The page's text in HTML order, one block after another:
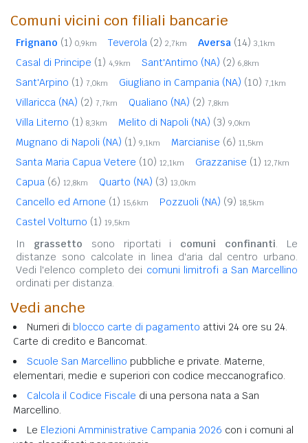
Comuni vicini con filiali bancarie
Frignano (1) 0,9km Teverola (2) 2,7km Aversa (14) 3,1km
Casal di Principe (1) 4,9km Sant'Antimo (NA) (2) 6,8km
Sant'Arpino (1) 7,0km Giugliano in Campania (NA) (10) 7,1km
Villaricca (NA) (2) 7,7km Qualiano (NA) (2) 7,8km
Villa Literno (1) 8,3km Melito di Napoli (NA) (3) 9,0km
Mugnano di Napoli (NA) (1) 9,1km Marcianise (6) 11,5km
Santa Maria Capua Vetere (10) 12,1km Grazzanise (1) 12,7km
Capua (6) 12,8km Quarto (NA) (3) 13,0km
Cancello ed Arnone (1) 15,6km Pozzuoli (NA) (9) 18,5km
Castel Volturno (1) 19,5km
In grassetto sono riportati i comuni confinanti. Le
distanze sono calcolate in linea d'aria dal centro urbano.
Vedi l'elenco completo dei comuni limitrofi a San Marcellino
ordinati per distanza.
Vedi anche
Numeri di blocco carte di pagamento attivi 24 ore su 24.
Carte di credito e Bancomat.
Scuole San Marcellino pubbliche e private. Materne,
elementari, medie e superiori con codice meccanografico.
Calcola il Codice Fiscale di una persona nata a San
Marcellino.
Le Elezioni Amministrative Campania 2026 con i comuni al